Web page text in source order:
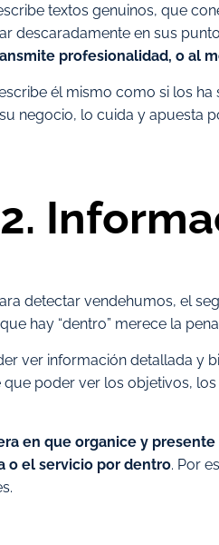
textos genuinos, que
descaradamente en sus
profesionalidad, o al
él mismo como si los
negocio, lo cuida y apuesta
2.
detectar vendehumos, el
hay “dentro” merece la
ver información detallada y
que poder ver los objetivos,
en que organice y
o el servicio por dentro. Por